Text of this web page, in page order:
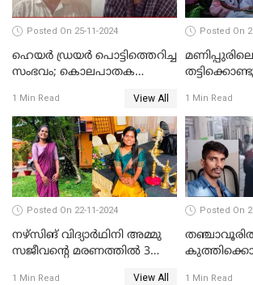
Posted On 25-11-2024
ഹെയര്‍ ഡ്രയര്‍ പൊട്ടിത്തെറിച്ച
സംഭവം; കൊലപാതക
ചെയ്തു
1 Min Read View All
Posted On
1 Min Read
Posted On 22-11-2024
നഴ്സിങ് വിദ്യാര്‍ഥിനി അമ്മു
സജീവന്റെ മരണത്തില്‍ 3
1 Min Read View All
Posted On
1 Min Read